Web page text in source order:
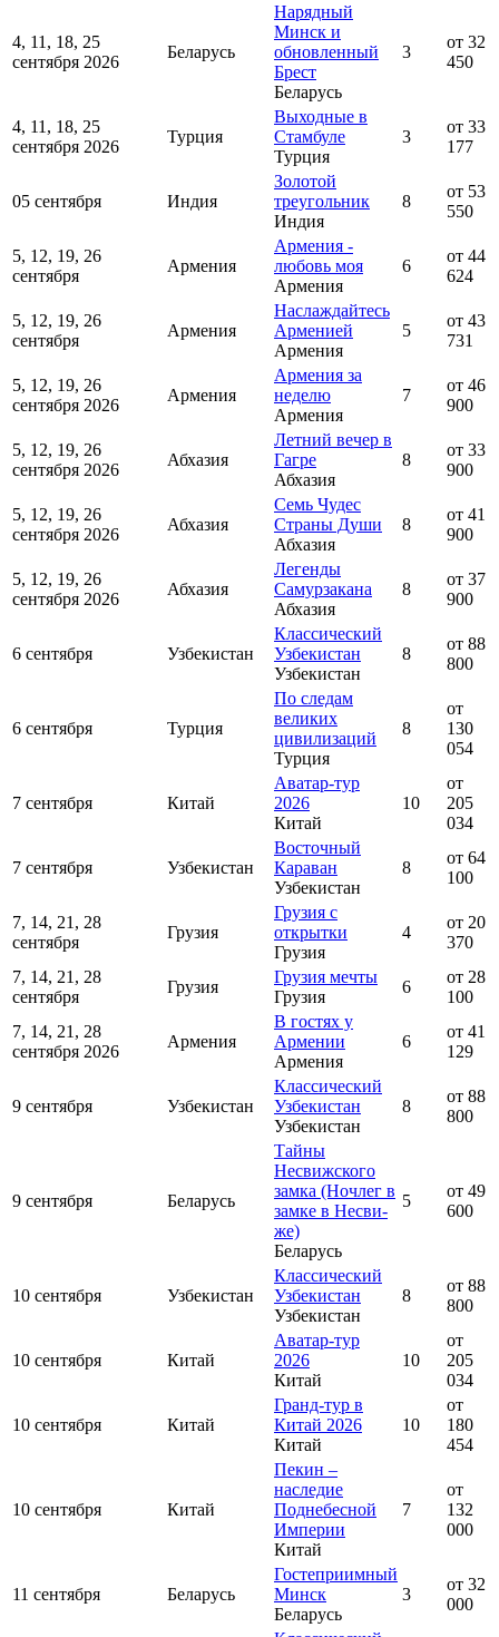
4, 11, 18, 25
сентября 2026
Беларусь
Нарядный
Минск и
обновленный
Брест
Беларусь
3
от 32
450
4, 11, 18, 25
сентября 2026
Турция
Выходные в
Стамбуле
Турция
3
от 33
177
05 сентября Индия
Золотой
треугольник
Индия
8
от 53
550
5, 12, 19, 26
сентября
Армения
Армения -
любовь моя
Армения
6
от 44
624
5, 12, 19, 26
сентября
Армения
Наслаждайтесь
Арменией
Армения
5
от 43
731
5, 12, 19, 26
сентября 2026
Армения
Армения за
неделю
Армения
7
от 46
900
5, 12, 19, 26
сентября 2026
Абхазия
Летний вечер в
Гагре
Абхазия
8
от 33
900
5, 12, 19, 26
сентября 2026
Абхазия
Семь Чудес
Страны Души
Абхазия
8
от 41
900
5, 12, 19, 26
сентября 2026
Абхазия
Легенды
Самурзакана
Абхазия
8
от 37
900
6 сентября Узбекистан
Классический
Узбекистан
Узбекистан
8
от 88
800
6 сентября Турция
По следам
великих
цивилизаций
Турция
8
от
130
054
7 сентября Китай
Аватар-тур
2026
Китай
10
от
205
034
7 сентября Узбекистан
Восточный
Караван
Узбекистан
8
от 64
100
7, 14, 21, 28
сентября
Грузия
Грузия с
открытки
Грузия
4
от 20
370
7, 14, 21, 28
сентября
Грузия
Грузия мечты
Грузия
6
от 28
100
7, 14, 21, 28
сентября 2026
Армения
В гостях у
Армении
Армения
6
от 41
129
9 сентября Узбекистан
Классический
Узбекистан
Узбекистан
8
от 88
800
9 сентября Беларусь
Тайны
Несвижского
замка (Ноч­лег в
зам­ке в Не­сви­
же)
Беларусь
5
от 49
600
10 сентября Узбекистан
Классический
Узбекистан
Узбекистан
8
от 88
800
10 сентября Китай
Аватар-тур
2026
Китай
10
от
205
034
10 сентября Китай
Гранд-тур в
Китай 2026
Китай
10
от
180
454
10 сентября Китай
Пекин –
наследие
Поднебесной
Империи
Китай
7
от
132
000
11 сентября Беларусь
Гостеприимный
Минск
Беларусь
3
от 32
000